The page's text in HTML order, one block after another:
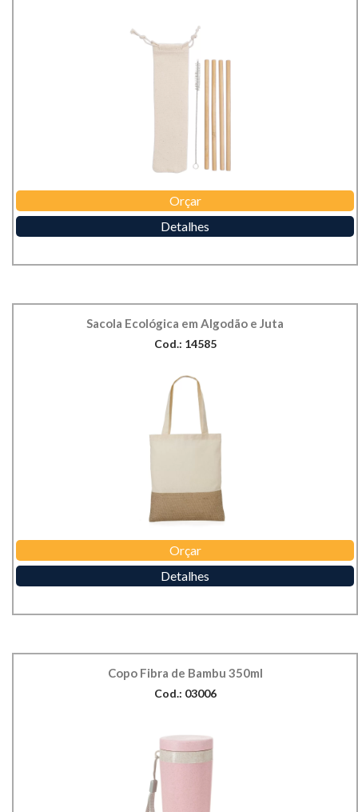
Orçar
Detalhes
Sacola Ecológica em Algodão e Juta
Cod.: 14585
Orçar
Detalhes
Copo Fibra de Bambu 350ml
Cod.: 03006